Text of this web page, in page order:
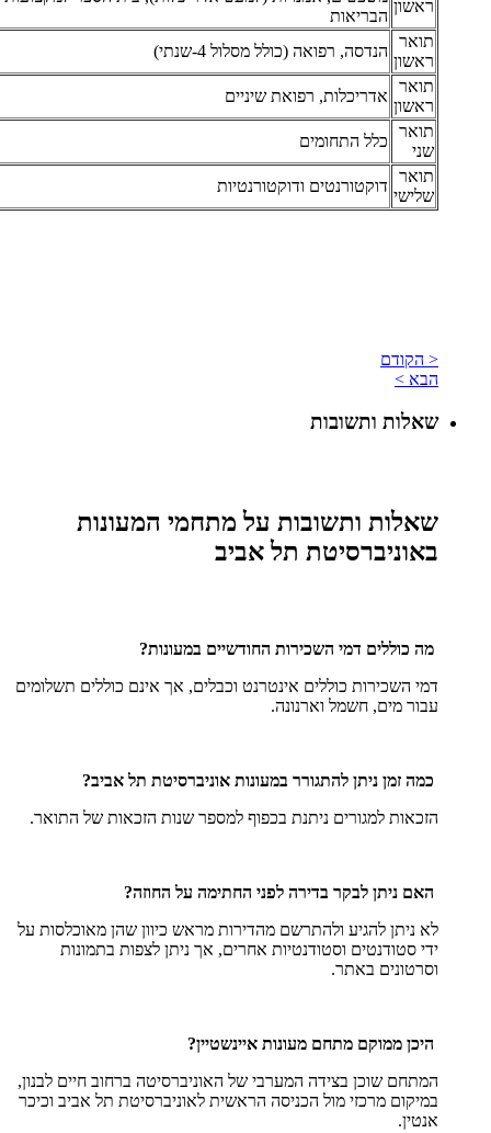
ראשון
הבריאות
תואר
ראשון
הנדסה, רפואה (כולל מסלול 4-שנתי)
תואר
ראשון
אדריכלות, רפואת שיניים
תואר
שני
כלל התחומים
תואר
שלישי
דוקטורנטים ודוקטורנטיות
< הקודם
הבא >
שאלות ותשובות
שאלות ותשובות על מתחמי המעונות
באוניברסיטת תל אביב
מה כוללים דמי השכירות החודשיים במעונות?
דמי השכירות כוללים אינטרנט וכבלים, אך אינם כוללים תשלומים
עבור מים, חשמל וארנונה.
כמה זמן ניתן להתגורר במעונות אוניברסיטת תל אביב?
הזכאות למגורים ניתנת בכפוף למספר שנות הזכאות של התואר.
האם ניתן לבקר בדירה לפני החתימה על החוזה?
לא ניתן להגיע ולהתרשם מהדירות מראש כיוון שהן מאוכלסות על
ידי סטודנטים וסטודנטיות אחרים, אך ניתן לצפות בתמונות
וסרטונים באתר.
היכן ממוקם מתחם מעונות איינשטיין?
המתחם שוכן בצידה המערבי של האוניברסיטה ברחוב חיים לבנון,
במיקום מרכזי מול הכניסה הראשית לאוניברסיטת תל אביב וכיכר
אנטין.